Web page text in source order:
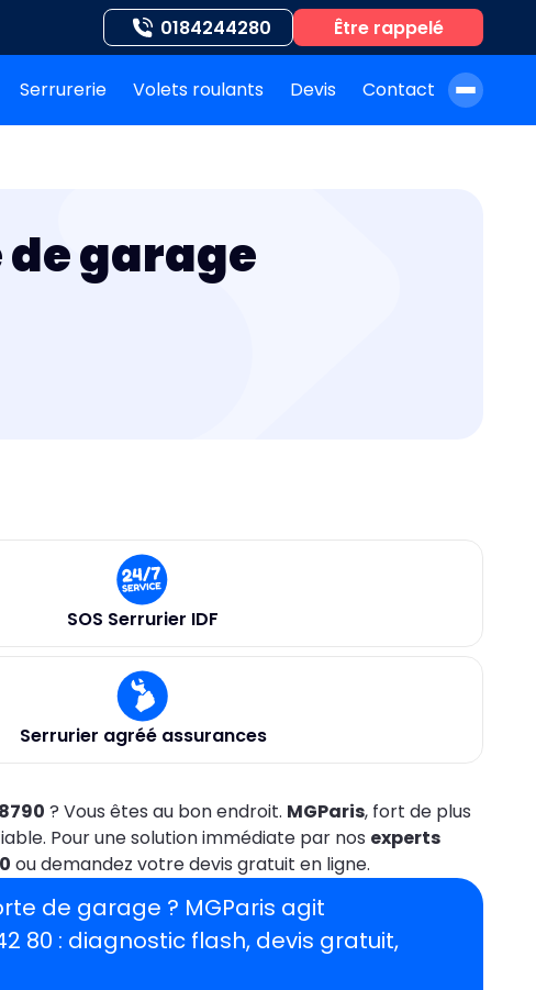
0184244280 Être rappelé
Serrurerie Volets roulants Devis Contact
garage
SOS Serrurier IDF
Serrurier agréé assurances
? Vous êtes au bon endroit. MGParis, fort de plus
Pour une solution immédiate par nos experts
ou demandez votre devis gratuit en ligne.
de garage ? MGParis agit
80 : diagnostic flash, devis gratuit,